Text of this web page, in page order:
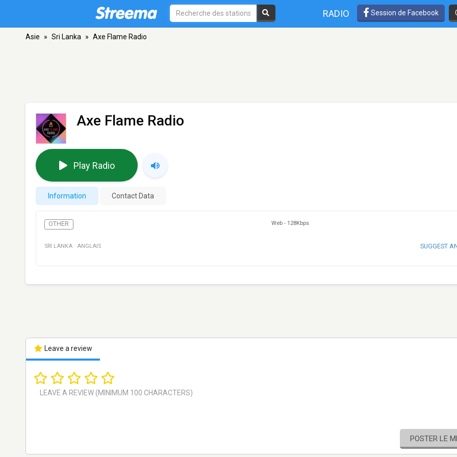
RADIO Session de Facebook
Asie » Sri Lanka » Axe Flame Radio
Axe Flame Radio
Play Radio
Information Contact Data
OTHER Web - 128Kbps
SRI LANKA · ANGLAIS SUGGEST
Leave a review
POSTER LE